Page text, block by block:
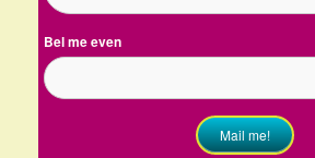
Bel me even
Mail me!